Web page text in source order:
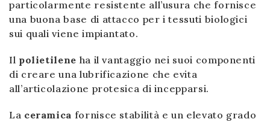
particolarmente resistente all’usura chefornisce
una buona base di attacco per i tessuti biologici
sui quali viene impiantato.
Il polietilene ha il vantaggio nei suoi componenti
di creare una lubrificazione che evita
all’articolazione protesica di incepparsi.
La ceramica fornisce stabilità e un elevato grado